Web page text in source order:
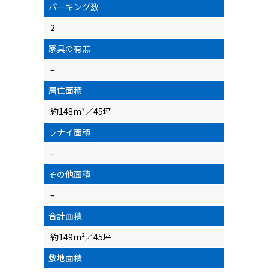
パーキング数
2
家具の有無
–
居住面積
約148m²／45坪
ラナイ面積
–
その他面積
–
合計面積
約149m²／45坪
敷地面積